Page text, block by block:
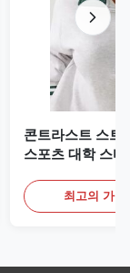
콘트라스트 스트
스포츠 대학 스
최고의 가